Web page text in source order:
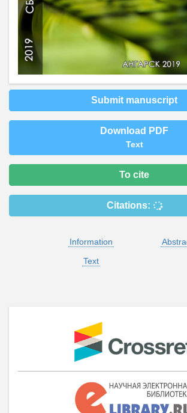
Submit manuscript
Download PDF
Text
To cite
Citations:
Information
Text